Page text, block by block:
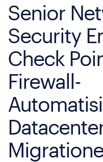
Senior
Security
Check
Firewall-